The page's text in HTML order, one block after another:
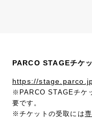
PARCO STAGEチケ
https://
※PARCO STAGEチケ
要です。
※チケットの受取には